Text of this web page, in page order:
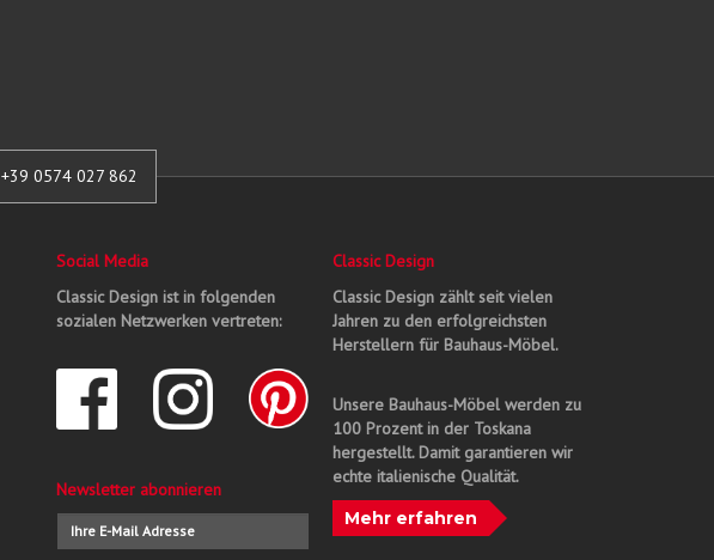
+39 0574 027 862
Social Media
Classic Design ist in folgenden
sozialen Netzwerken vertreten:
Newsletter abonnieren
Classic Design
Classic Design zählt seit vielen
Jahren zu den erfolgreichsten
Herstellern für Bauhaus-Möbel.
Unsere Bauhaus-Möbel werden zu
100 Prozent in der Toskana
hergestellt. Damit garantieren wir
echte italienische Qualität.
Mehr erfahren